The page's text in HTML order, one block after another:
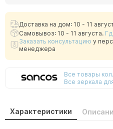
Доставка на дом: 10 - 11
Самовывоз: 10 - 11 августа.
Заказать консультацию у
менеджера
Все товары
Все зеркала
Характеристики